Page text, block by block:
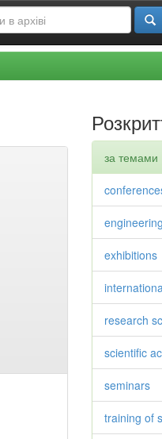
за темами
exhibitions
research
scientific
seminars
training of